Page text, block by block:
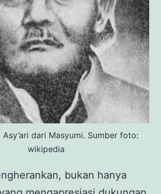
Asy’ari dari Masyumi. Sumber foto:
wikipedia
bukan hanya